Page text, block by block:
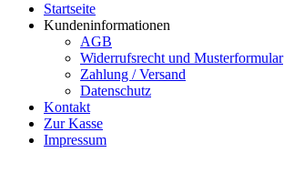
Startseite
Kundeninformationen
AGB
Widerrufsrecht und Musterformular
Zahlung / Versand
Datenschutz
Kontakt
Zur Kasse
Impressum